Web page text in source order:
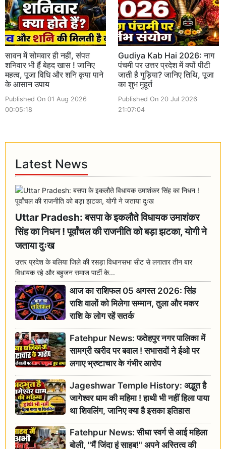
सावन में सोमवार ही नहीं, संपत
शनिवार भी हैं बेहद खास ! जानिए
महत्व, पूजा विधि और शनि कृपा पाने
के आसान उपाय
Published On 01 Aug 2026
00:05:18
Gudiya Kab Hai 2026: नाग
पंचमी पर उत्तर प्रदेश में क्यों पीटी
जाती है गुड़िया? जानिए तिथि, पूजा
का शुभ मुहूर्त
Published On 20 Jul 2026
21:07:04
Latest News
Uttar Pradesh: बसपा के इकलौते विधायक उमाशंकर
सिंह का निधन ! पूर्वांचल की राजनीति को बड़ा झटका, योगी ने
जताया दुःख
उत्तर प्रदेश के बलिया जिले की रसड़ा विधानसभा सीट से लगातार तीन बार
विधायक रहे और बहुजन समाज पार्टी के...
आज का राशिफल 05 अगस्त 2026: सिंह
राशि वालों को मिलेगा सम्मान, तुला और मकर
राशि के लोग रहें सतर्क
Fatehpur News: फतेहपुर नगर पालिका में
सामग्री खरीद पर बवाल ! सभासदों ने ईओ पर
लगाए भ्रष्टाचार के गंभीर आरोप
Jageshwar Temple History: अद्भुत है
जागेश्वर धाम की महिमा ! हाथी भी नहीं हिला पाया
था शिवलिंग, जानिए क्या है इसका इतिहास
Fatehpur News: सीधा स्वर्ग से आई महिला
बोली, "मैं जिंदा हूं साहब!" अपने अस्तित्व की